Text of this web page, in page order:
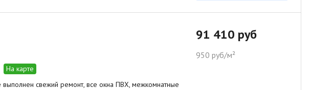
На карте
свежий ремонт, все окна ПВХ, межкомнатные
91 410 руб
950 руб/м²